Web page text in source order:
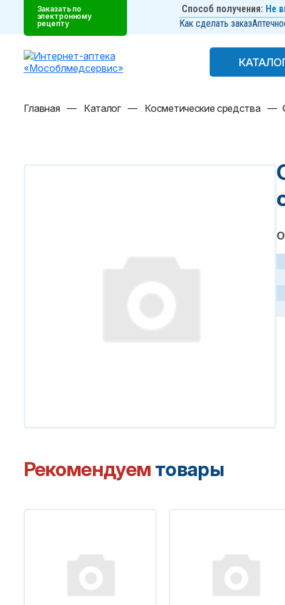
Заказать по
электронному
рецепту
Способ получения: Не
Как сделать заказ
Главная — Каталог — Косметические средства —
Рекомендуем товары